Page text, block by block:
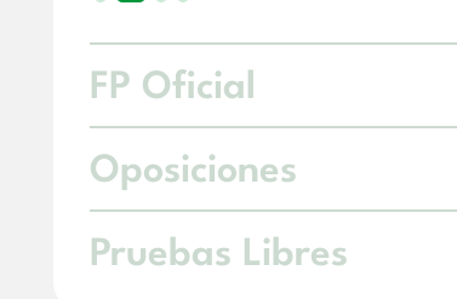
FP Oficial
Oposiciones
Pruebas Libres